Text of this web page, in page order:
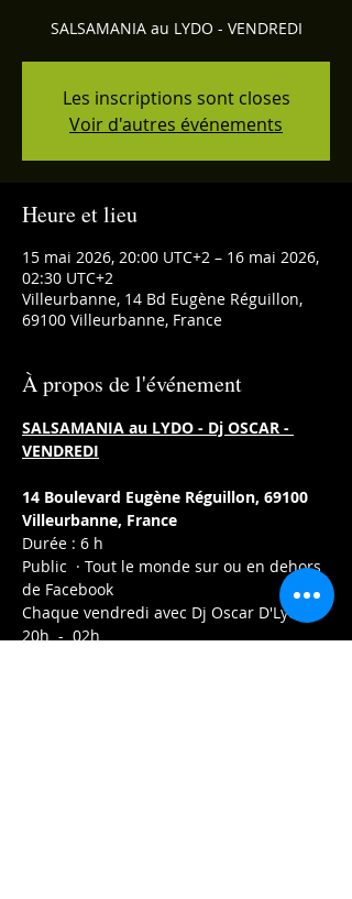
SALSAMANIA au LYDO - VENDREDI
Les inscriptions sont closes
Voir d'autres événements
Heure et lieu
15 mai 2026, 20:00 UTC+2 – 16 mai 2026,
02:30 UTC+2
Villeurbanne, 14 Bd Eugène Réguillon,
69100 Villeurbanne, France
À propos de l'événement
SALSAMANIA au LYDO - Dj OSCAR -
VENDREDI
14 Boulevard Eugène Réguillon, 69100
Villeurbanne, France
Durée : 6 h
Public  · Tout le monde sur ou en dehors
de Facebook
Chaque vendredi avec Dj Oscar D'Lyon
20h  -  02h